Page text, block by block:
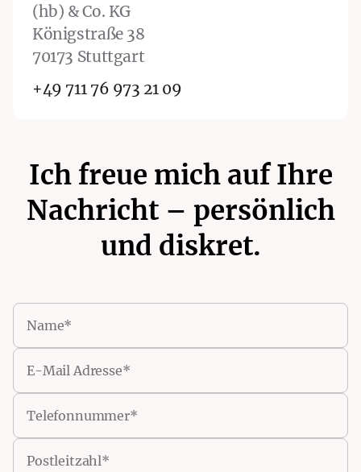
(hb) & Co. KG
Königstraße 38
70173 Stuttgart
+49 711 76 973 21 09
Ich freue mich auf Ihre
Nachricht – persönlich
und diskret.